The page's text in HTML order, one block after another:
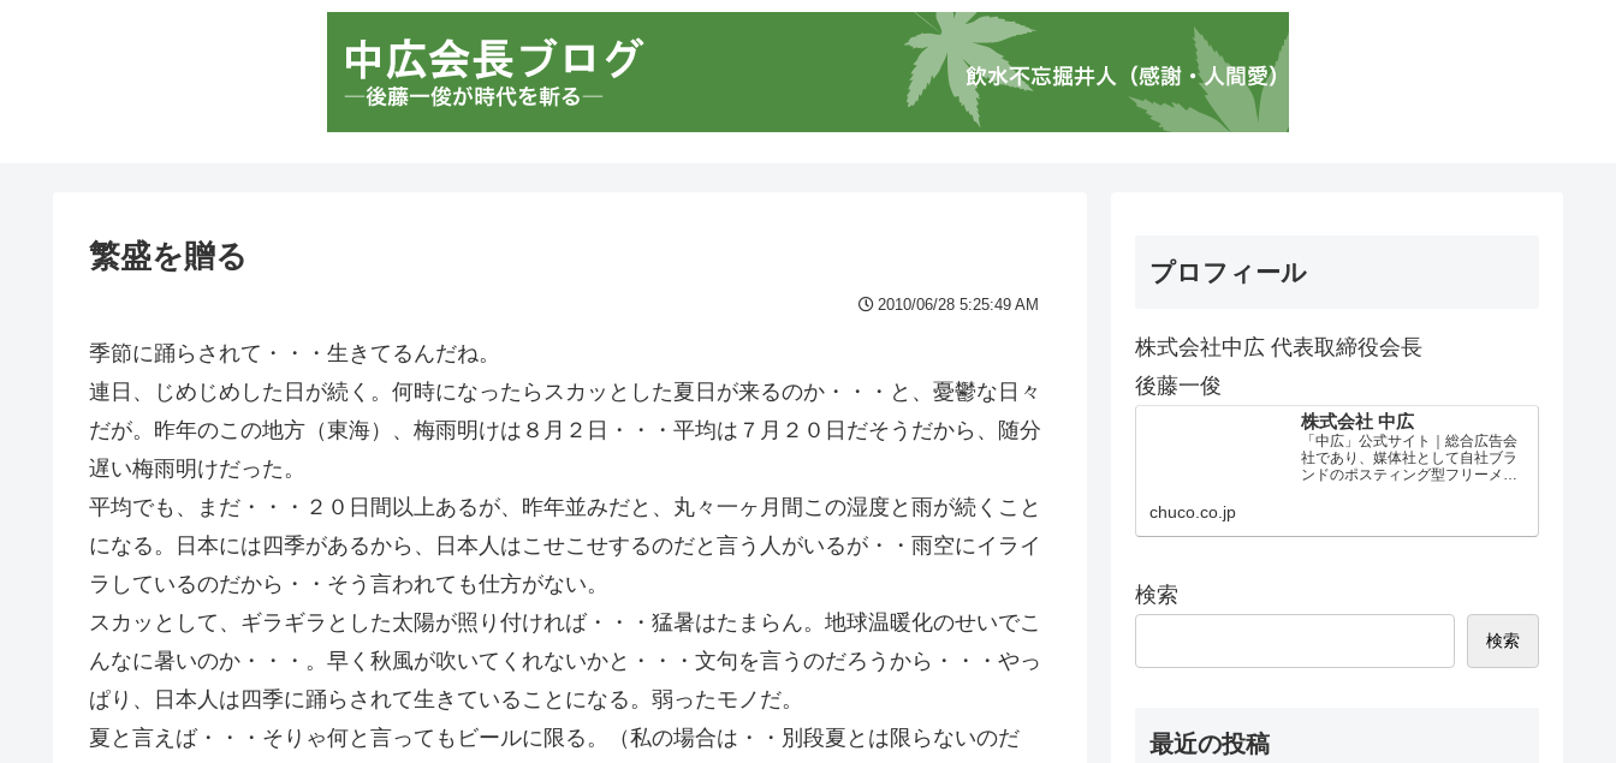
繁盛を贈る
2010/06/28 5:25:49 AM
季節に踊らされて・・・生きてるんだね。
連日、じめじめした日が続く。何時になったらスカッとした夏日が来るのか・・・と、憂鬱な日々
だが。昨年のこの地方（東海）、梅雨明けは８月２日・・・平均は７月２０日だそうだから、随分
遅い梅雨明けだった。
平均でも、まだ・・・２０日間以上あるが、昨年並みだと、丸々一ヶ月間この湿度と雨が続くこと
になる。日本には四季があるから、日本人はこせこせするのだと言う人がいるが・・雨空にイライ
ラしているのだから・・そう言われても仕方がない。
スカッとして、ギラギラとした太陽が照り付ければ・・・猛暑はたまらん。地球温暖化のせいでこ
んなに暑いのか・・・。早く秋風が吹いてくれないかと・・・文句を言うのだろうから・・・やっ
ぱり、日本人は四季に踊らされて生きていることになる。弱ったモノだ。
夏と言えば・・・そりゃ何と言ってもビールに限る。（私の場合は・・別段夏とは限らないのだ
プロフィール
株式会社中広 代表取締役会長
後藤一俊
株式会社 中広
「中広」公式サイト｜総合広告会
社であり、媒体社として自社ブラ
ンドのポスティング型フリーメデ
chuco.co.jp
検索
検索
最近の投稿